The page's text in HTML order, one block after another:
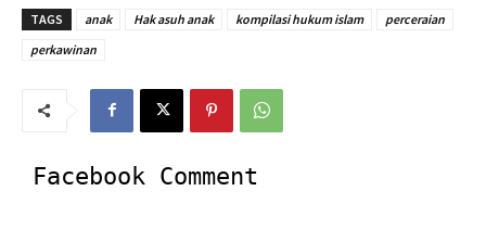
TAGS anak Hak asuh anak kompilasi hukum islam
perceraian
perkawinan
Facebook Comment